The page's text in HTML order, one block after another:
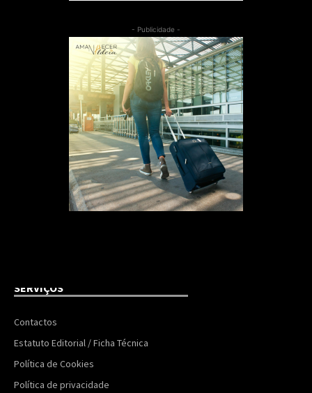
- Publicidade -
SERVIÇOS
Contactos
Estatuto Editorial / Ficha Técnica
Política de Cookies
Política de privacidade